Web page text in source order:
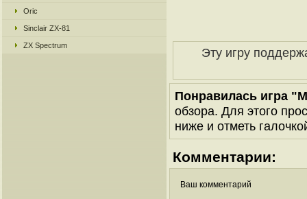
Oric
Sinclair ZX-81
ZX Spectrum Эту игру
Понравилась игра
обзора. Для этого
ниже и отметь
Комментарии:
Ваш комментарий